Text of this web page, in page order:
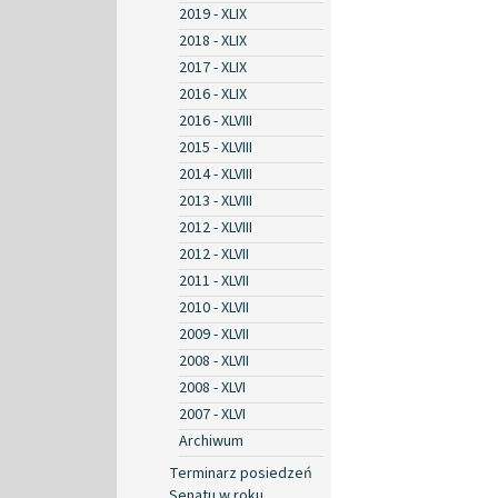
2019 - XLIX
2018 - XLIX
2017 - XLIX
2016 - XLIX
2016 - XLVIII
2015 - XLVIII
2014 - XLVIII
2013 - XLVIII
2012 - XLVIII
2012 - XLVII
2011 - XLVII
2010 - XLVII
2009 - XLVII
2008 - XLVII
2008 - XLVI
2007 - XLVI
Archiwum
Terminarz posiedzeń